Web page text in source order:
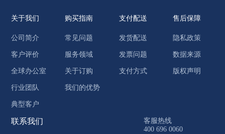
关于我们
公司简介
客户评价
全球办公室
行业团队
典型客户
购买指南
常见问题
服务领域
关于订购
我们的优势
支付配送
发货配送
发票问题
支付方式
售后保障
隐私政策
数据来源
版权声明
联系我们
客服热线
400 696 0060